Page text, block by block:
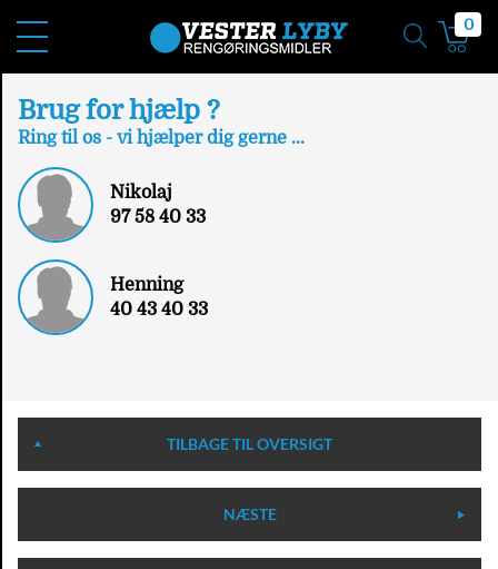
0
Brug for hjælp ?
Ring til os - vi hjælper dig gerne ...
Nikolaj
97 58 40 33
Henning
40 43 40 33
TILBAGE TIL OVERSIGT
NÆSTE